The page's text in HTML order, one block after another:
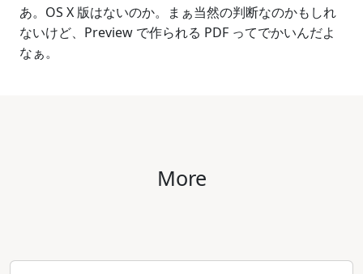
あ。OS X 版はないのか。まぁ当然の判断なのかもしれ
ないけど、Preview で作られる PDF ってでかいんだよ
なぁ。
More